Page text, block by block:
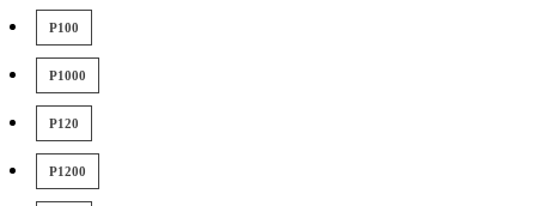
P100
P1000
P120
P1200